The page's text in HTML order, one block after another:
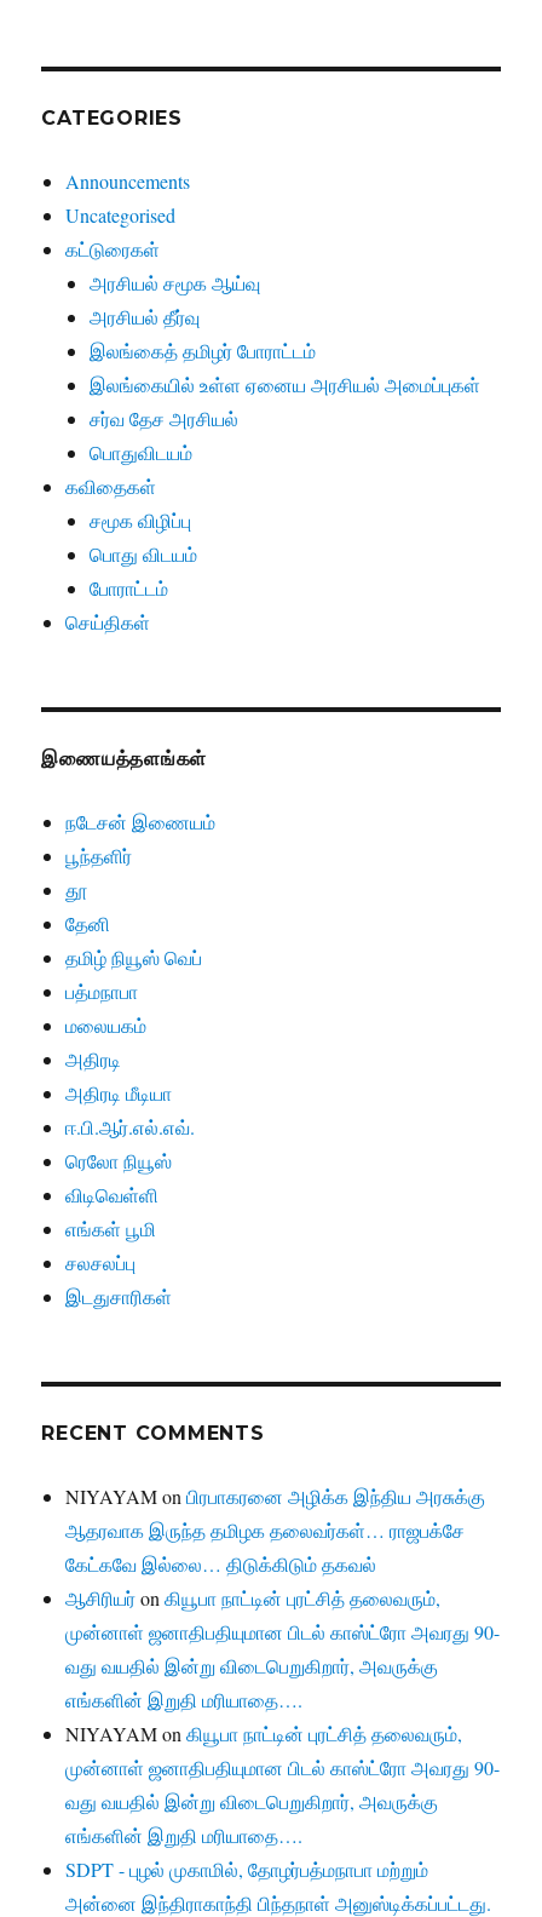
CATEGORIES
Announcements
Uncategorised
கட்டுரைகள்
அரசியல் சமூக ஆய்வு
அரசியல் தீர்வு
இலங்கைத் தமிழர் போராட்டம்
இலங்கையில் உள்ள ஏனைய அரசியல் அமைப்புகள்
சர்வ தேச அரசியல்
பொதுவிடயம்
கவிதைகள்
சமூக விழிப்பு
பொது விடயம்
போராட்டம்
செய்திகள்
இணையத்தளங்கள்
நடேசன் இணையம்
பூந்தளிர்
தூ
தேனி
தமிழ் நியூஸ் வெப்
பத்மநாபா
மலையகம்
அதிரடி
அதிரடி மீடியா
ஈ.பி.ஆர்.எல்.எவ்.
ரெலோ நியூஸ்
விடிவெள்ளி
எங்கள் பூமி
சலசலப்பு
இடதுசாரிகள்
RECENT COMMENTS
NIYAYAMonபிரபாகரனை அழிக்க இந்திய அரசுக்கு
ஆதரவாக இருந்த தமிழக தலைவர்கள்… ராஜபக்சே
கேட்கவே இல்லை… திடுக்கிடும் தகவல்
ஆசிரியர்onகியூபா நாட்டின் புரட்சித் தலைவரும்,
முன்னாள் ஜனாதிபதியுமான பிடல் காஸ்ட்ரோ அவரது 90-
வது வயதில் இன்று விடைபெறுகிறார், அவருக்கு
எங்களின் இறுதி மரியாதை….
NIYAYAMonகியூபா நாட்டின் புரட்சித் தலைவரும்,
முன்னாள் ஜனாதிபதியுமான பிடல் காஸ்ட்ரோ அவரது 90-
வது வயதில் இன்று விடைபெறுகிறார், அவருக்கு
எங்களின் இறுதி மரியாதை….
SDPT - புழல் முகாமில், தோழர்பத்மநாபா மற்றும்
அன்னை இந்திராகாந்தி பிந்தநாள் அனுஸ்டிக்கப்பட்டது.